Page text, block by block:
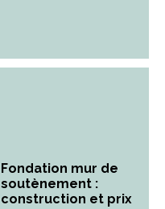
Fondation mur de
soutènement :
construction et prix